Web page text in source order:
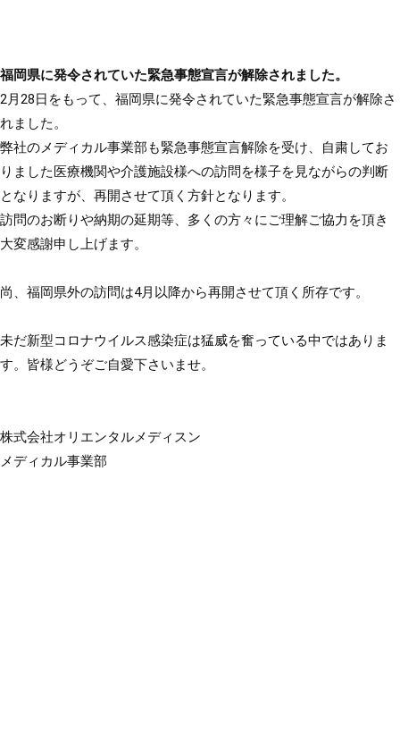
福岡県に発令されていた緊急事態宣言が解除されました。
2月28日をもって、福岡県に発令されていた緊急事態宣言が解除さ
れました。
弊社のメディカル事業部も緊急事態宣言解除を受け、自粛してお
りました医療機関や介護施設様への訪問を様子を見ながらの判断
となりますが、再開させて頂く方針となります。
訪問のお断りや納期の延期等、多くの方々にご理解ご協力を頂き
大変感謝申し上げます。
尚、福岡県外の訪問は4月以降から再開させて頂く所存です。
未だ新型コロナウイルス感染症は猛威を奮っている中ではありま
す。皆様どうぞご自愛下さいませ。
株式会社オリエンタルメディスン
メディカル事業部